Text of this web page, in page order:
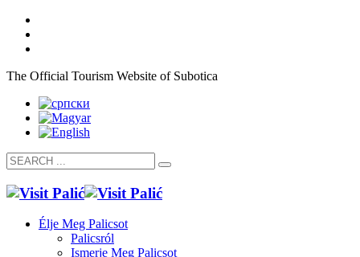
The Official Tourism Website of Subotica
Élje Meg Palicsot
Palicsról
Ismerje Meg Palicsot